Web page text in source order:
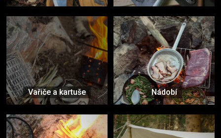
Vařiče a kartuše Nádobí